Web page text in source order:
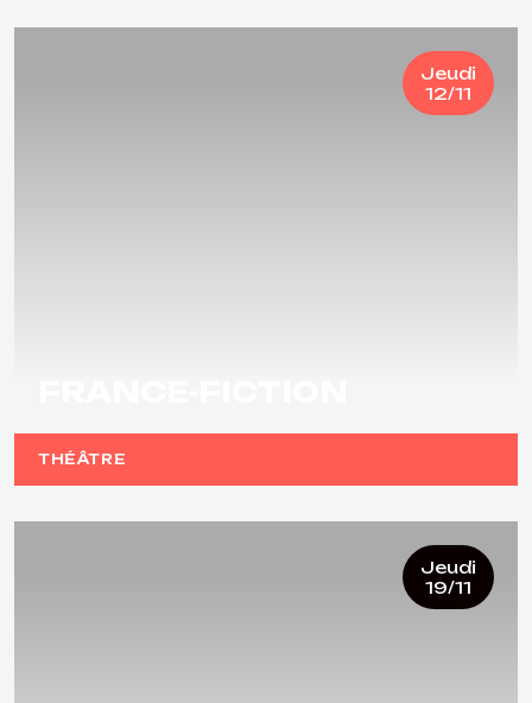
Jeudi
12/11
THÉÂTRE
Jeudi
19/11